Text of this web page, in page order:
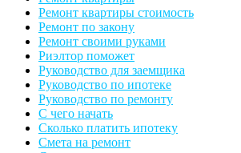
Ремонт квартиры стоимость
Ремонт по закону
Ремонт своими руками
Риэлтор поможет
Руководство для заемщика
Руководство по ипотеке
Руководство по ремонту
С чего начать
Сколько платить ипотеку
Смета на ремонт